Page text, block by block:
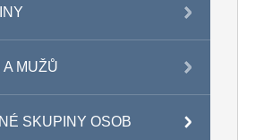
MUŽŮ
SKUPINY OSOB